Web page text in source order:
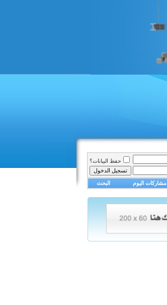
حفظ البيانات؟
مشاركات اليوم البحث